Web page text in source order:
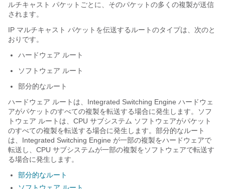
ルチキャスト パケットごとに、そのパケットの多くの複製が送信
されます。
IP マルチキャスト パケットを伝送するルートのタイプは、次のと
おりです。
ハードウェア ルート
ソフトウェア ルート
部分的なルート
ハードウェア ルートは、Integrated Switching Engine ハードウェ
アがパケットのすべての複製を転送する場合に発生します。ソフ
トウェア ルートは、CPU サブシステム ソフトウェアがパケット
のすべての複製を転送する場合に発生します。部分的なルート
は、Integrated Switching Engine が一部の複製をハードウェアで
転送し、CPU サブシステムが一部の複製をソフトウェアで転送す
る場合に発生します。
部分的なルート